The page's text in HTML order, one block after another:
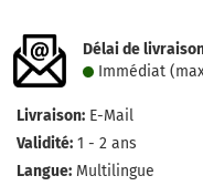
Délai de
Immédiat
Livraison: E-Mail
Validité: 1 - 2 ans
Langue: Multilingue